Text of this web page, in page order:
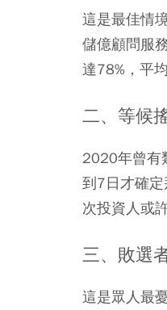
這是最佳情
儲億顧問服
達78%，平
二、等候
2020年曾有
到7日才確
次投資人或
三、敗選
這是眾人最